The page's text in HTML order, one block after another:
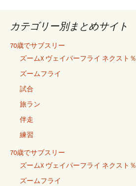
カテゴリー別まとめサイト
70歳でサブスリー
ズームX ヴェイパーフライ ネクスト％
ズームフライ
試合
旅ラン
伴走
練習
70歳でサブスリー
ズームX ヴェイパーフライ ネクスト％
ズームフライ